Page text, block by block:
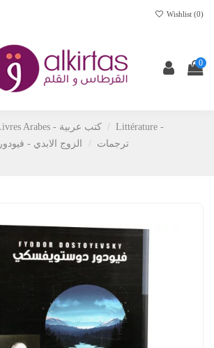
Wishlist (0)
0
Livres Arabes - كتب عربية
Littérature -
Traductions - ترجمات
الزوج الابدي - فيودور